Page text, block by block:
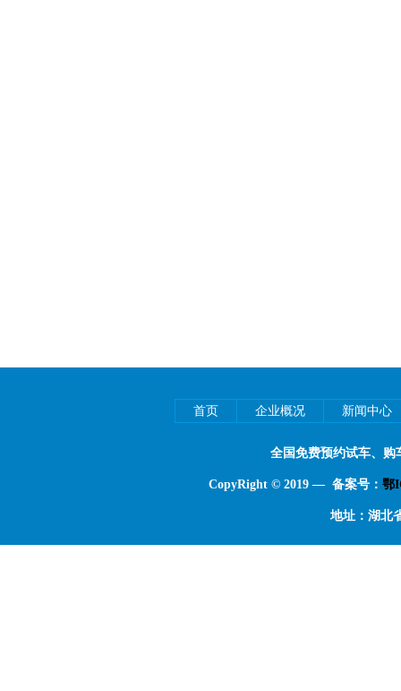
首页 企业概况 新闻中心
全国免费预约试车、购
CopyRight © 2019 — 备案号： 鄂
地址：湖北